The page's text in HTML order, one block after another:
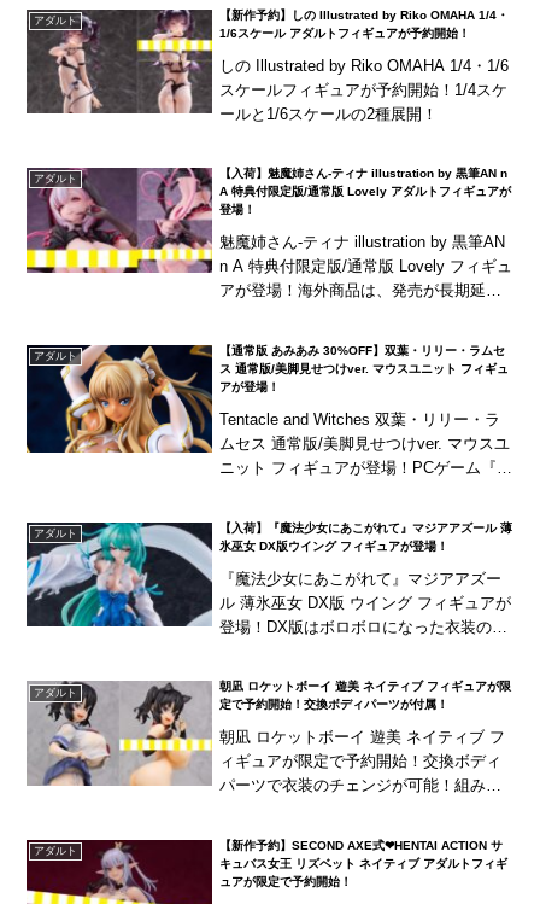
アダルト
【新作予約】しの Illustrated by Riko OMAHA 1/4・
1/6スケール アダルトフィギュアが予約開始！
しの Illustrated by Riko OMAHA 1/4・1/6
スケールフィギュアが予約開始！1/4スケ
ールと1/6スケールの2種展開！
アダルト
【入荷】魅魔姉さん-ティナ illustration by 黒筆AN n
A 特典付限定版/通常版 Lovely アダルトフィギュアが
登場！
魅魔姉さん-ティナ illustration by 黒筆AN
n A 特典付限定版/通常版 Lovely フィギュ
アが登場！海外商品は、発売が長期延期
アダルト
【通常版 あみあみ 30%OFF】双葉・リリー・ラムセ
ス 通常版/美脚見せつけver. マウスユニット フィギュ
アが登場！
Tentacle and Witches 双葉・リリー・ラ
ムセス 通常版/美脚見せつけver. マウスユ
ニット フィギュアが登場！PCゲーム『T
アダルト
【入荷】『魔法少女にあこがれて』マジアアズール 薄
氷巫女 DX版ウイング フィギュアが登場！
『魔法少女にあこがれて』マジアアズー
ル 薄氷巫女 DX版 ウイング フィギュアが
登場！DX版はボロボロになった衣装の差
アダルト
朝凪 ロケットボーイ 遊美 ネイティブ フィギュアが限
定で予約開始！交換ボディパーツが付属！
朝凪 ロケットボーイ 遊美 ネイティブ フ
ィギュアが限定で予約開始！交換ボディ
パーツで衣装のチェンジが可能！組み合
アダルト
【新作予約】SECOND AXE式❤HENTAI ACTION サ
キュバス女王 リズベット ネイティブ アダルトフィギ
ュアが限定で予約開始！